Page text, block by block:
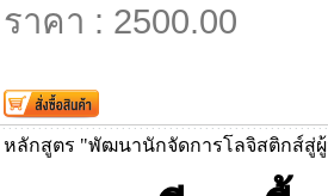
ราคา : 2500.00
หลักสูตร "พัฒนานักจัดการโลจิสติกส์สู่